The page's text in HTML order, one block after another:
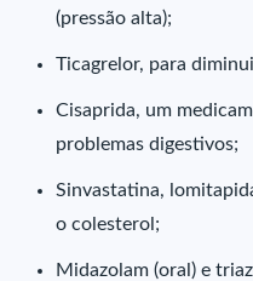
(pressão alta);
Ticagrelor, para
Cisaprida, um
problemas digestivos;
Sinvastatina,
o colesterol;
Midazolam (oral) e